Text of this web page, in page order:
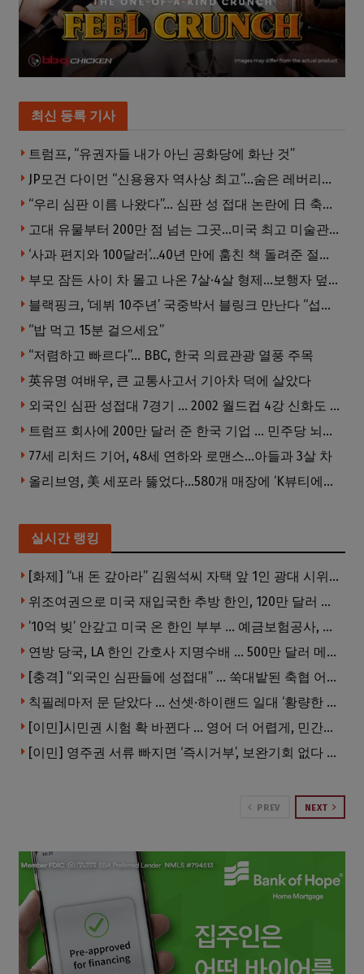
최신 등록 기사
트럼프, “유권자들 내가 아닌 공화당에 화난 것”
JP모건 다이먼 “신용융자 역사상 최고”…숨은 레버리지 경고
“우리 심판 이름 나왔다”… 심판 성 접대 논란에 日 축구계 발칵
고대 유물부터 200만 점 넘는 그곳…미국 최고 미술관은?
‘사과 편지와 100달러’…40년 만에 훔친 책 돌려준 절도범
부모 잠든 사이 차 몰고 나온 7살·4살 형제…보행자 덮쳐 중태
블랙핑크, ‘데뷔 10주년’ 국중박서 블링크 만난다 “섭섭함 안겨 미안”
“밥 먹고 15분 걸으세요”
“저렴하고 빠르다”… BBC, 한국 의료관광 열풍 주목
英유명 여배우, 큰 교통사고서 기아차 덕에 살았다
외국인 심판 성접대 7경기 … 2002 월드컵 4강 신화도 흔들
트럼프 회사에 200만 달러 준 한국 기업 … 민주당 뇌물의혹 조사
77세 리처드 기어, 48세 연하와 로맨스…아들과 3살 차
올리브영, 美 세포라 뚫었다…580개 매장에 ‘K뷰티에딧’ 론칭
실시간 랭킹
[화제] “내 돈 갚아라” 김원석씨 자택 앞 1인 광대 시위 … 한인 투자사, “108만 달러 못받아”
위조여권으로 미국 재입국한 추방 한인, 120만 달러 은행 사기 행각
’10억 빚’ 안갚고 미국 온 한인 부부 … 예금보험공사, 미국서 소송
연방 당국, LA 한인 간호사 지명수배 … 500만 달러 메디캐어 사기, 선고 직전 한국 도주
[충격] “외국인 심판들에 성접대” … 쑥대밭된 축협 어디까지 추락하나
칙필레마저 문 닫았다 … 선셋·하이랜드 일대 ‘황량한 거리’로
[이민]시민권 시험 확 바뀐다 … 영어 더 어렵게, 민간시험 도입 추진
[이민] 영주권 서류 빠지면 ‘즉시거부’, 보완기회 없다 … 이민심사 8월부터 확 바뀐다
PREV NEXT